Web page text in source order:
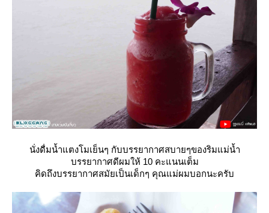
นั่งดื่มน้ำแตงโมเย็นๆ กับบรรยากาศสบายๆของริมแม่น้ำ
บรรยากาศดีผมให้ 10 คะแนนเต็ม
คิดถึงบรรยากาศสมัยเป็นเด็กๆ คุณแม่ผมบอกนะครับ